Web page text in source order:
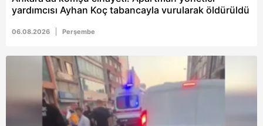
yardımcısı Ayhan Koç tabancayla vurularak öldürüldü
06.08.2026 Perşembe